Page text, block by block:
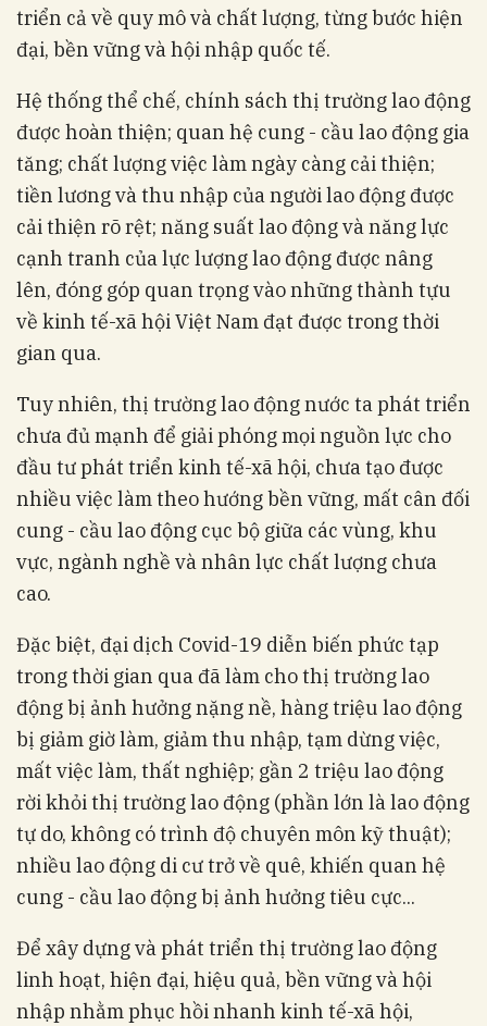
triển cả về quy mô và chất lượng, từng bước hiện
đại, bền vững và hội nhập quốc tế.
Hệ thống thể chế, chính sách thị trường lao động
được hoàn thiện; quan hệ cung - cầu lao động gia
tăng; chất lượng việc làm ngày càng cải thiện;
tiền lương và thu nhập của người lao động được
cải thiện rõ rệt; năng suất lao động và năng lực
cạnh tranh của lực lượng lao động được nâng
lên, đóng góp quan trọng vào những thành tựu
về kinh tế-xã hội Việt Nam đạt được trong thời
gian qua.
Tuy nhiên, thị trường lao động nước ta phát triển
chưa đủ mạnh để giải phóng mọi nguồn lực cho
đầu tư phát triển kinh tế-xã hội, chưa tạo được
nhiều việc làm theo hướng bền vững, mất cân đối
cung - cầu lao động cục bộ giữa các vùng, khu
vực, ngành nghề và nhân lực chất lượng chưa
cao.
Đặc biệt, đại dịch Covid-19 diễn biến phức tạp
trong thời gian qua đã làm cho thị trường lao
động bị ảnh hưởng nặng nề, hàng triệu lao động
bị giảm giờ làm, giảm thu nhập, tạm dừng việc,
mất việc làm, thất nghiệp; gần 2 triệu lao động
rời khỏi thị trường lao động (phần lớn là lao động
tự do, không có trình độ chuyên môn kỹ thuật);
nhiều lao động di cư trở về quê, khiến quan hệ
cung - cầu lao động bị ảnh hưởng tiêu cực...
Để xây dựng và phát triển thị trường lao động
linh hoạt, hiện đại, hiệu quả, bền vững và hội
nhập nhằm phục hồi nhanh kinh tế-xã hội,